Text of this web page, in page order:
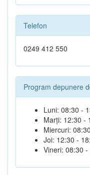
Telefon
0249 412 550
Program depunere
Luni: 08:30 -
Marți: 12:30 -
Miercuri:
Joi: 12:30 -
Vineri: 08:30 -